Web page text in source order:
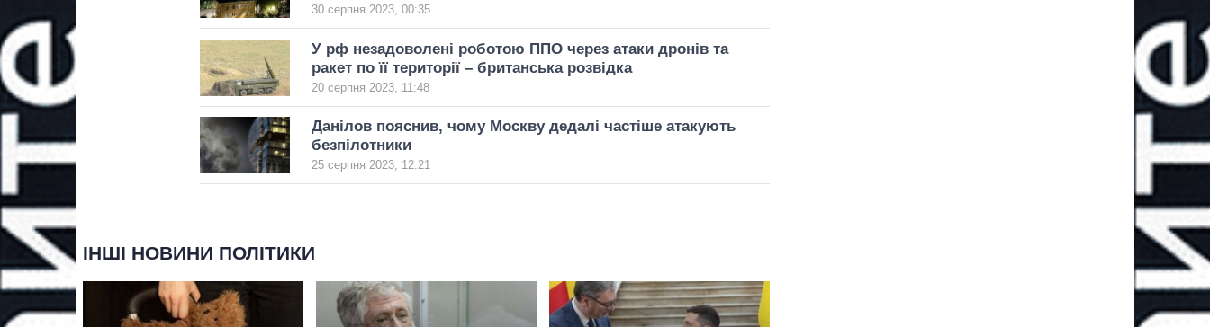
30 серпня 2023, 00:35
У рф незадоволені роботою ППО через атаки дронів та
ракет по її території – британська розвідка
20 серпня 2023, 11:48
Данілов пояснив, чому Москву дедалі частіше атакують
безпілотники
25 серпня 2023, 12:21
ІНШІ НОВИНИ ПОЛІТИКИ